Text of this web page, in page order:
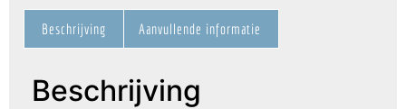
Beschrijving Aanvullende informatie
Beschrijving